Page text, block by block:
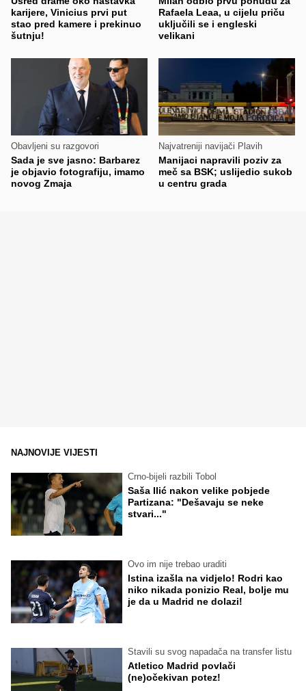
karijere, Vinicius prvi put
stao pred kamere i prekinuo
šutnju!
Rafaela Leaa, u cijelu priču
uključili se i engleski
velikani
Obavljeni su razgovori
Sada je sve jasno: Barbarez
je objavio fotografiju, imamo
novog Zmaja
Najvatreniji navijači Plavih
Manijaci napravili poziv za
meč sa BSK; uslijedio sukob
u centru grada
NAJNOVIJE VIJESTI
Crno-bijeli razbili Tobol
Saša Ilić nakon velike pobjede
Partizana: "Dešavaju se neke
stvari..."
Ovo im nije trebao uraditi
Istina izašla na vidjelo! Rodri kao
niko nikada ponizio Real, bolje mu
je da u Madrid ne dolazi!
Stavili su svog napadača na transfer listu
Atletico Madrid povlači
(ne)očekivan potez!